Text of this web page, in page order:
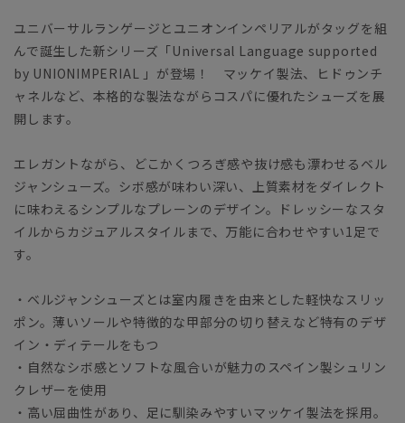
ユニバーサルランゲージとユニオンインペリアルがタッグを組
んで誕生した新シリーズ「Universal Language supported
by UNIONIMPERIAL 」が登場！ マッケイ製法、ヒドゥンチ
ャネルなど、本格的な製法ながらコスパに優れたシューズを展
開します。
エレガントながら、どこかくつろぎ感や抜け感も漂わせるベル
ジャンシューズ。シボ感が味わい深い、上質素材をダイレクト
に味わえるシンプルなプレーンのデザイン。ドレッシーなスタ
イルからカジュアルスタイルまで、万能に合わせやすい1足で
す。
・ベルジャンシューズとは室内履きを由来とした軽快なスリッ
ポン。薄いソールや特徴的な甲部分の切り替えなど特有のデザ
イン・ディテールをもつ
・自然なシボ感とソフトな風合いが魅力のスペイン製シュリン
クレザーを使用
・高い屈曲性があり、足に馴染みやすいマッケイ製法を採用。